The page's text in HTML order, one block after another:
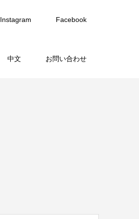
Instagram Facebook
中文 お問い合わせ